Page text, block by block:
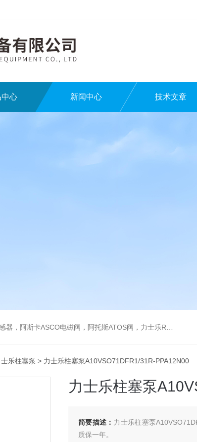
中心 新闻中心 技术文章
乐Rexroth泵，爱普EPRO传感器，穆格MOOG伺服阀，宝德BURKERT电磁阀，倍加福P F传感器
乐柱塞泵 > 力士乐柱塞泵A10VSO71DFR1/31R-PPA12N00
力士乐柱塞泵
简要描述： 力士乐柱塞泵
质保一年。